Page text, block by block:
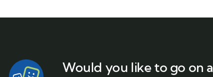
Would you like to go on a